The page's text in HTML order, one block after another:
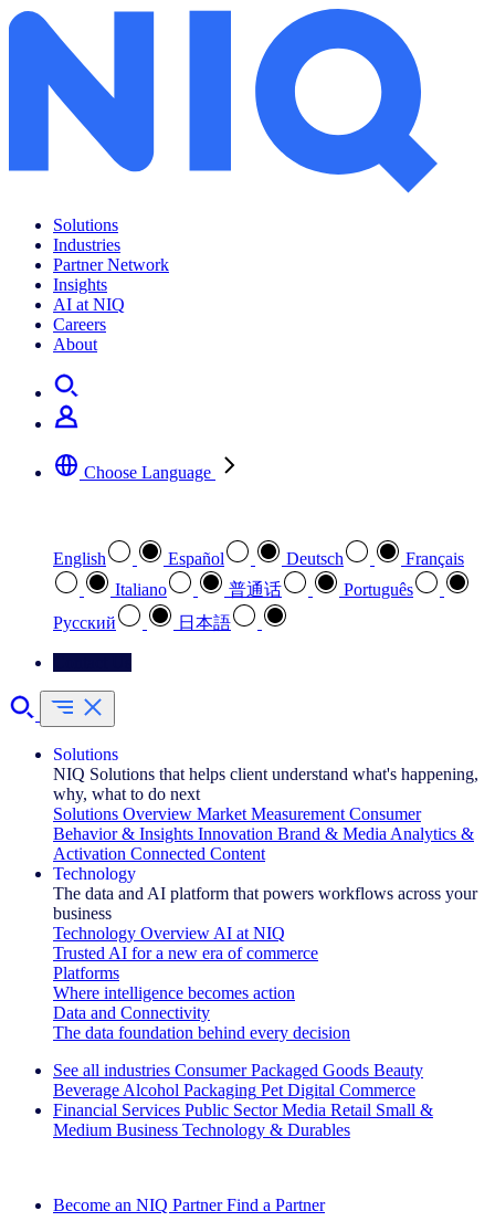
Solutions
Industries
Partner Network
Insights
AI at NIQ
Careers
About
Choose Language
English Español Deutsch
Français
Italiano
普通话
Português
Pусский
日本語
Solutions
NIQ Solutions that helps client understand what's happening,
why, what to do next
Solutions Overview Market Measurement Consumer
Behavior & Insights Innovation Brand & Media Analytics &
Activation Connected Content
Technology
The data and AI platform that powers workflows across your
business
Technology Overview AI at NIQ
Trusted AI for a new era of commerce
Platforms
Where intelligence becomes action
Data and Connectivity
The data foundation behind every decision
See all industries Consumer Packaged Goods Beauty
Beverage Alcohol Packaging Pet Digital Commerce
Financial Services Public Sector Media Retail Small &
Medium Business Technology & Durables
Become an NIQ Partner Find a Partner